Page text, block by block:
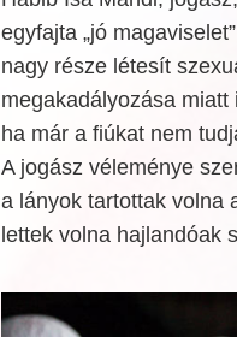
egyfajta „jó
nagy része létesít
megakadályozása
ha már a fiúkat nem
A jogász véleménye
a lányok tartottak volna
lettek volna hajlandóak